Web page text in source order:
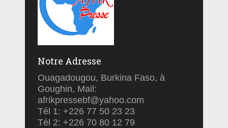
Notre Adresse
Ouagadougou, Burkina Faso, à
Goughin, Mail:
afrikpressebf@yahoo.com
Tél 1: +226 77 50 23 23
Tél 2: +226 70 80 12 79